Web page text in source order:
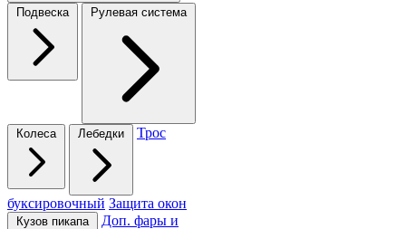
Подвеска Рулевая система
Колеса Лебедки Трос
буксировочный Защита окон
Кузов пикапа Доп. фары и